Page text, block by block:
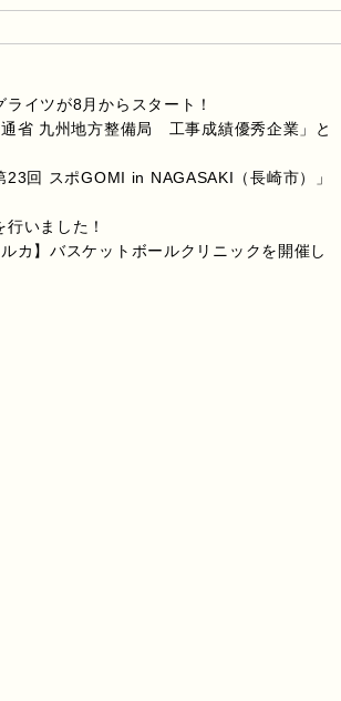
イツが8月からスタート！
省 九州地方整備局 工事成績優秀企業」と
23回 スポGOMI in NAGASAKI（長崎市）」
いました！
カ】バスケットボールクリニックを開催し